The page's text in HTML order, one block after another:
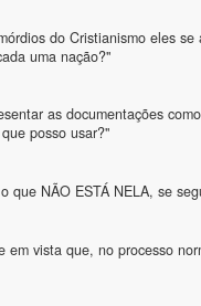
do Cristianismo eles
uma nação?"
as documentações
posso usar?"
NÃO ESTÁ NELA, se
vista que, no processo